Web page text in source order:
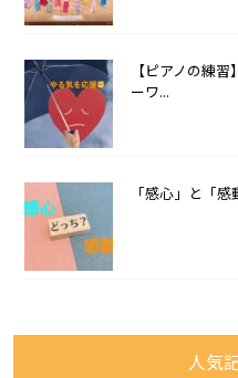
【ピアノの練
ーワ...
「感心」と「
人気